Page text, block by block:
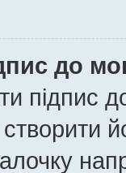
до
підпис
створити